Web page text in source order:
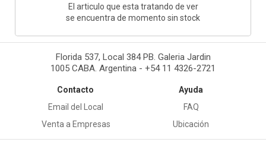
El articulo que esta tratando de ver
se encuentra de momento sin stock
Florida 537, Local 384 PB. Galeria Jardin
1005 CABA. Argentina - +54 11 4326-2721
Contacto
Email del Local
Venta a Empresas
Ayuda
FAQ
Ubicación